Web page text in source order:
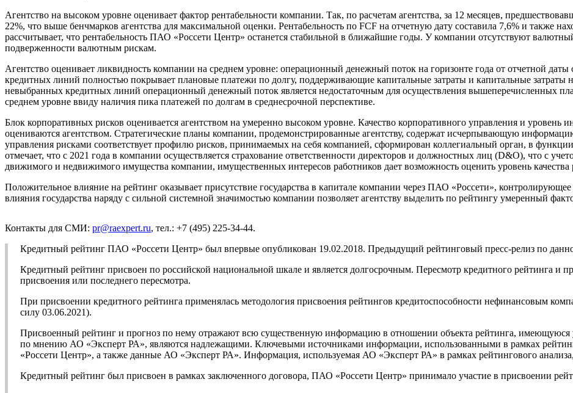
Агентство на высоком уровне оценивает фактор рентабельности компании. Так, по расчетам агентства, за 12 месяцев,
22%, что выше бенчмарков агентства для максимальной оценки. Рентабельность по FCF на отчетную дату составила 7,6% и также
рассчитывает, что рентабельность ПАО «Россети Центр» останется стабильной в ближайшие годы. У компании отсутствуют
подверженности валютным рискам.
Агентство оценивает ликвидность компании на среднем уровне: операционный денежный поток на горизонте года от отчетной
кредитных линий полностью покрывает плановые платежи по долгу, поддерживающие капитальные затраты и капитальные затраты
невыбранных кредитных линий операционный денежный поток является недостаточным для осуществления вышеперечисленных
среднем уровне ввиду наличия пика платежей по долгам в среднесрочной перспективе.
Блок корпоративных рисков оценивается агентством на умеренно высоком уровне. Качество корпоративного управления и
оцениваются агентством. Стратегические планы компании, продемонстрированные агентству, содержат исчерпывающую
управления рисками соответствует профилю рисков, принимаемых на себя компанией, сформирован коллегиальный орган, в
отмечает, что с 2021 года в компании осуществляется страхование ответственности директоров и должностных лиц (D&O), что с
движимого и недвижимого имущества компании, имущественных интересов работников дает возможность оценить уровень
Положительное влияние на рейтинг оказывает присутствие государства в капитале компании через ПАО «Россети»,
влияния государства наряду с сильной системной значимостью компании позволяет агентству выделить по рейтингу умеренный
Контакты для СМИ: pr@raexpert.ru, тел.: +7 (495) 225-34-44.
Кредитный рейтинг ПАО «Россети Центр» был впервые опубликован 19.02.2018. Предыдущий рейтинговый пресс-релиз по
Кредитный рейтинг присвоен по российской национальной шкале и является долгосрочным. Пересмотр кредитного рейтинга и
присвоения или последнего пересмотра.
При присвоении кредитного рейтинга применялась методология присвоения рейтингов кредитоспособности нефинансовым
силу 03.06.2021).
Присвоенный рейтинг и прогноз по нему отражают всю существенную информацию в отношении объекта рейтинга, имеющуюся
по мнению АО «Эксперт РА», являются надлежащими. Ключевыми источниками информации, использованными в рамках
«Россети Центр», а также данные АО «Эксперт РА». Информация, используемая АО «Эксперт РА» в рамках рейтингового
Кредитный рейтинг был присвоен в рамках заключенного договора, ПАО «Россети Центр» принимало участие в присвоении